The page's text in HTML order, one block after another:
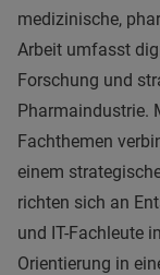
medizinische,
Arbeit umfasst
Forschung und
Pharmaindustrie.
Fachthemen
einem
richten sich an
und IT-Fachleute
Orientierung in